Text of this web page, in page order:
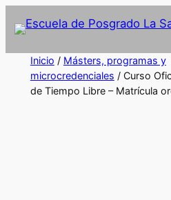
Inicio / Másters, programas y
microcredenciales / Curso
de Tiempo Libre – Matrícula